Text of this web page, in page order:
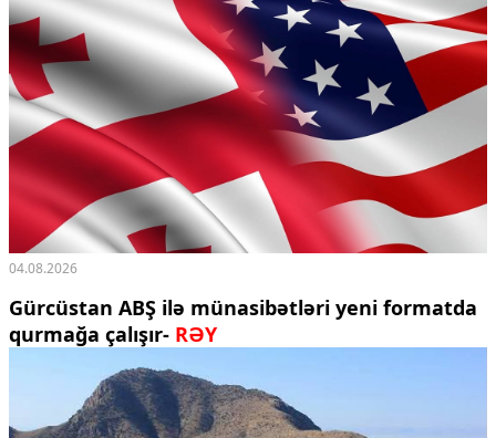
04.08.2026
Gürcüstan ABŞ ilə münasibətləri yeni formatda
qurmağa çalışır- RƏY